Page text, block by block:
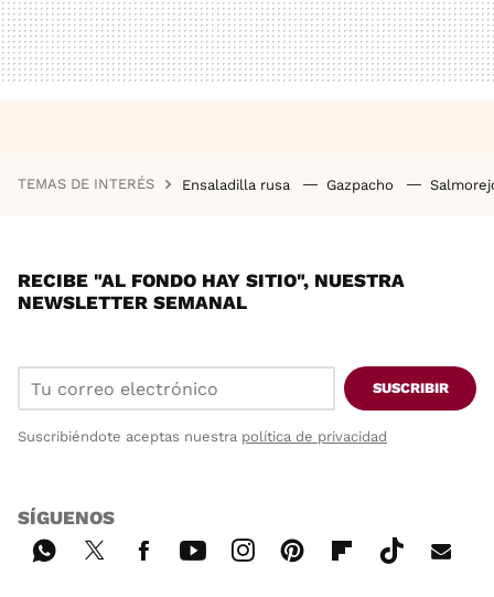
TEMAS DE INTERÉS Ensaladilla rusa Gazpacho
RECIBE "AL FONDO HAY SITIO", NUESTRA
NEWSLETTER SEMANAL
SUSCRIBIR
Suscribiéndote aceptas nuestra política de privacidad
SÍGUENOS